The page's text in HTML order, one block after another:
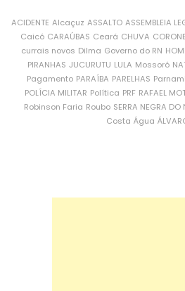
ACIDENTE Alcaçuz ASSALTO ASSEMBLEIA
Caicó CARAÚBAS Ceará CHUVA
currais novos Dilma Governo do RN
PIRANHAS JUCURUTU LULA Mossoró
Pagamento PARAÍBA PARELHAS
POLÍCIA MILITAR Política PRF RAFAEL
Robinson Faria Roubo SERRA NEGRA DO
Costa Água